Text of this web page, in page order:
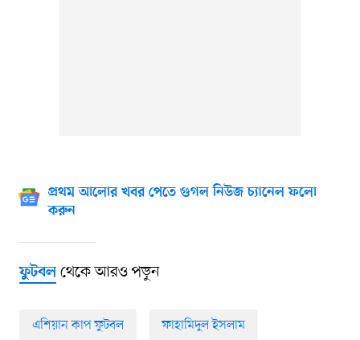
প্রথম আলোর খবর পেতে গুগল নিউজ চ্যানেল ফলো
করুন
ফুটবলথেকে আরও পড়ুন
এশিয়ান কাপ ফুটবল ফাহামিদুল ইসলাম